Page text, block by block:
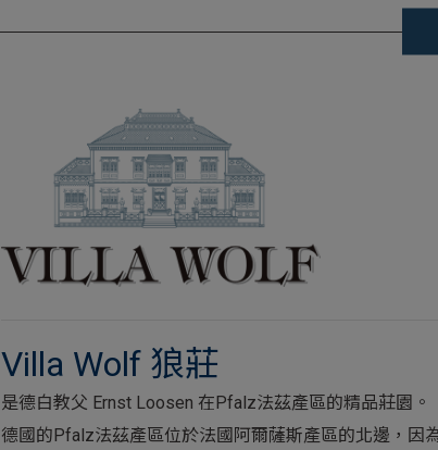
Villa Wolf 狼莊
是德白教父 Ernst Loosen 在Pfalz法茲產區的精品莊園。
德國的Pfalz法茲產區位於法國阿爾薩斯產區的北邊，因